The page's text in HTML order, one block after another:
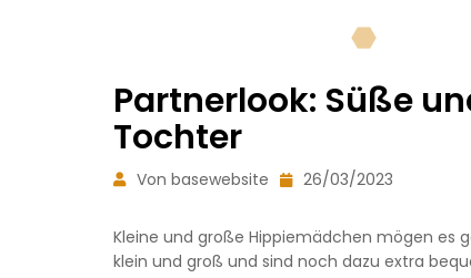
Partnerlook: Süße
Tochter
Von basewebsite 26/03/2023
Kleine und große Hippiemädchen mögen es
klein und groß und sind noch dazu extra